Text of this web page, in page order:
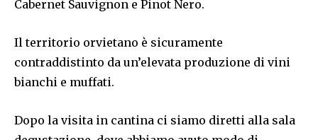
Cabernet Sauvignon e Pinot Nero.
Il territorio orvietano è sicuramente
contraddistinto da un’elevata produzione di vini
bianchi e muffati.
Dopo la visita in cantina ci siamo diretti alla sala